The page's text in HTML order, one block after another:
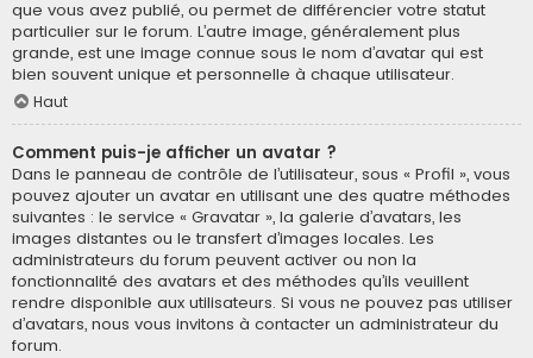
que vous avez publié, ou permet de différencier votre statut
particulier sur le forum. L’autre image, généralement plus
grande, est une image connue sous le nom d’avatar qui est
bien souvent unique et personnelle à chaque utilisateur.
Haut
Comment puis-je afficher un avatar ?
Dans le panneau de contrôle de l’utilisateur, sous « Profil », vous
pouvez ajouter un avatar en utilisant une des quatre méthodes
suivantes : le service « Gravatar », la galerie d’avatars, les
images distantes ou le transfert d’images locales. Les
administrateurs du forum peuvent activer ou non la
fonctionnalité des avatars et des méthodes qu’ils veuillent
rendre disponible aux utilisateurs. Si vous ne pouvez pas utiliser
d’avatars, nous vous invitons à contacter un administrateur du
forum.